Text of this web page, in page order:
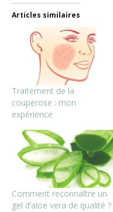
Articles similaires
Traitement de la
couperose : mon
expérience
Comment reconnaître un
gel d’aloe vera de qualité ?